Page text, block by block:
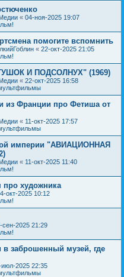
« 04-ноя-2025 19:07
помогите вспомнить
« 22-окт-2025 21:05
И ПОДСОЛНУХ" (1969)
« 22-окт-2025 16:58
из Франции про Фетиша от
« 11-окт-2025 17:57
империи "АВИАЦИОННАЯ
« 11-окт-2025 11:40
художника
окт-2025 10:12
сен-2025 21:29
в заброшенный музей, где
июл-2025 22:35